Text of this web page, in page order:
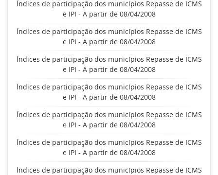
Índices de participação dos municípios Repasse de ICMS
e IPI - A partir de 08/04/2008
Índices de participação dos municípios Repasse de ICMS
e IPI - A partir de 08/04/2008
Índices de participação dos municípios Repasse de ICMS
e IPI - A partir de 08/04/2008
Índices de participação dos municípios Repasse de ICMS
e IPI - A partir de 08/04/2008
Índices de participação dos municípios Repasse de ICMS
e IPI - A partir de 08/04/2008
Índices de participação dos municípios Repasse de ICMS
e IPI - A partir de 08/04/2008
Índices de participação dos municípios Repasse de ICMS